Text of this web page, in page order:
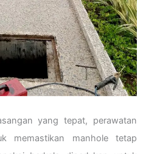
yang tepat, perawatan
memastikan manhole tetap